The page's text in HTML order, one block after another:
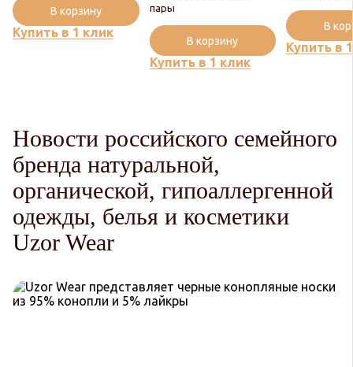
Купить в 1 клик
В корзину
пары
Купить в 1 клик
В корзину Купить в
В
Новости российского семейного
бренда натуральной,
органической, гипоаллергенной
одежды, белья и косметики
Uzor Wear